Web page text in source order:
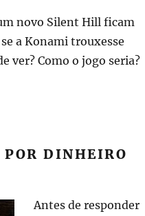
novo Silent Hill ficam
a Konami trouxesse
ver? Como o jogo seria?
DINHEIRO
Antes de responder